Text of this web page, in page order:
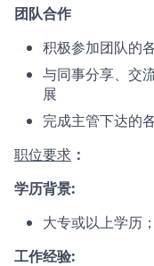
团队合作
积极参加团队的
与同事分享、交
展
完成主管下达的
职位要求 ：
学历背景:
大专或以上学历
工作经验: